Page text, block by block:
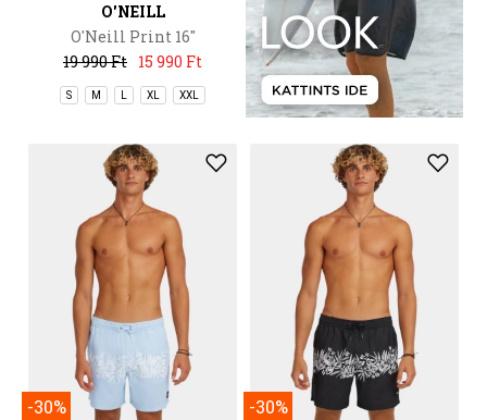
O'NEILL
O'Neill Print 16''
Swimshorts
19 990 Ft 15 990 Ft
S M L XL XXL
-30% -30%